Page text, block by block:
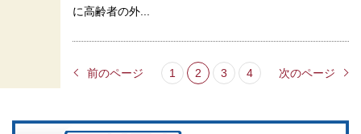
に高齢者の外...
前のページ 1 2 3 4 次のページ